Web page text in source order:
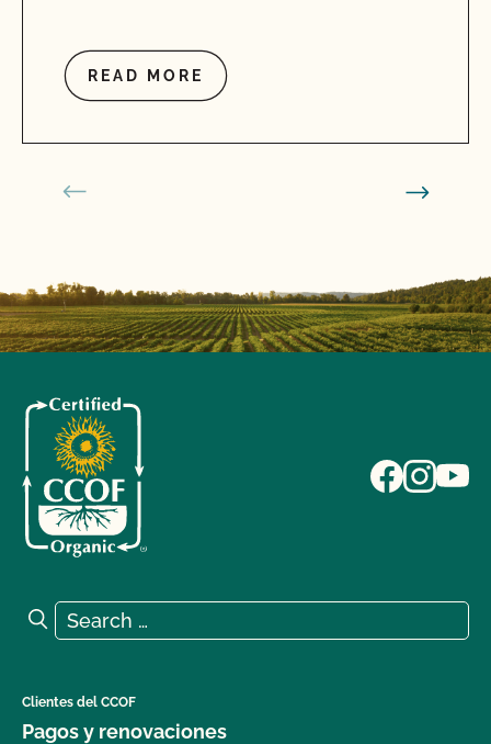
READ MORE
Search for:
Search
Clientes del CCOF
Pagos y renovaciones